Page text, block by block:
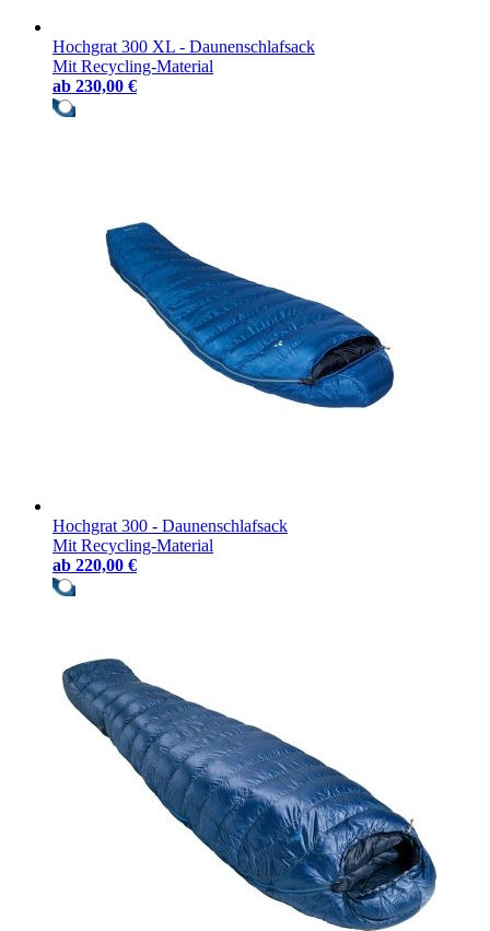
Hochgrat 300 XL - Daunenschlafsack
Mit Recycling-Material
ab 230,00 €
Hochgrat 300 - Daunenschlafsack
Mit Recycling-Material
ab 220,00 €